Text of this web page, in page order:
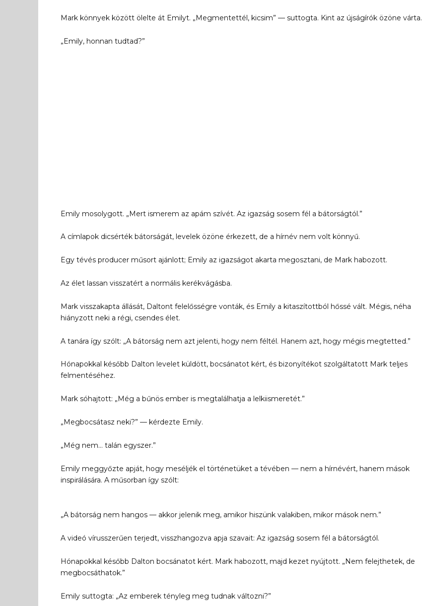
Mark könnyek között ölelte át Emilyt. „Megmentettél, kicsim” — suttogta. Kint az újságírók özöne várta.
„Emily, honnan tudtad?”
Emily mosolygott. „Mert ismerem az apám szívét. Az igazság sosem fél a bátorságtól.”
A címlapok dicsérték bátorságát, levelek özöne érkezett, de a hírnév nem volt könnyű.
Egy tévés producer műsort ajánlott; Emily az igazságot akarta megosztani, de Mark habozott.
Az élet lassan visszatért a normális kerékvágásba.
Mark visszakapta állását, Daltont felelősségre vonták, és Emily a kitaszítottból hőssé vált. Mégis, néha
hiányzott neki a régi, csendes élet.
A tanára így szólt: „A bátorság nem azt jelenti, hogy nem féltél. Hanem azt, hogy mégis megtetted.”
Hónapokkal később Dalton levelet küldött, bocsánatot kért, és bizonyítékot szolgáltatott Mark teljes
felmentéséhez.
Mark sóhajtott: „Még a bűnös ember is megtalálhatja a lelkiismeretét.”
„Megbocsátasz neki?” — kérdezte Emily.
„Még nem… talán egyszer.”
Emily meggyőzte apját, hogy meséljék el történetüket a tévében — nem a hírnévért, hanem mások
inspirálására. A műsorban így szólt:
„A bátorság nem hangos — akkor jelenik meg, amikor hiszünk valakiben, mikor mások nem.”
A videó vírusszerűen terjedt, visszhangozva apja szavait: Az igazság sosem fél a bátorságtól.
Hónapokkal később Dalton bocsánatot kért. Mark habozott, majd kezet nyújtott. „Nem felejthetek, de
megbocsáthatok.”
Emily suttogta: „Az emberek tényleg meg tudnak változni?”